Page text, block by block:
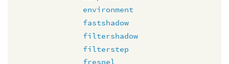
environment
fastshadow
filtershadow
filterstep
fresnel